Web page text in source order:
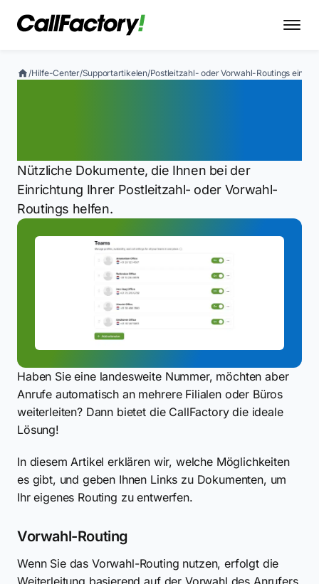
/Hilfe-Center/Supportartikelen/Postleitzahl- oder Vorwahl-Routings
Nützliche Dokumente, die Ihnen bei der
Einrichtung Ihrer Postleitzahl- oder Vorwahl-
Routings helfen.
Haben Sie eine landesweite Nummer, möchten aber
Anrufe automatisch an mehrere Filialen oder Büros
weiterleiten? Dann bietet die CallFactory die ideale
Lösung!
In diesem Artikel erklären wir, welche Möglichkeiten
es gibt, und geben Ihnen Links zu Dokumenten, um
Ihr eigenes Routing zu entwerfen.
Vorwahl-Routing
Wenn Sie das Vorwahl-Routing nutzen, erfolgt die
Weiterleitung basierend auf der Vorwahl des Anrufers.